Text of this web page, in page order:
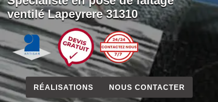
ventilé Lapeyrere 31310
RÉALISATIONS NOUS CONTACTER